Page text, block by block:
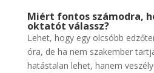
Miért fontos számodra,
oktatót válassz?
Lehet, hogy egy olcsóbb
óra, de ha nem szakember
hatástalan lehet, hanem